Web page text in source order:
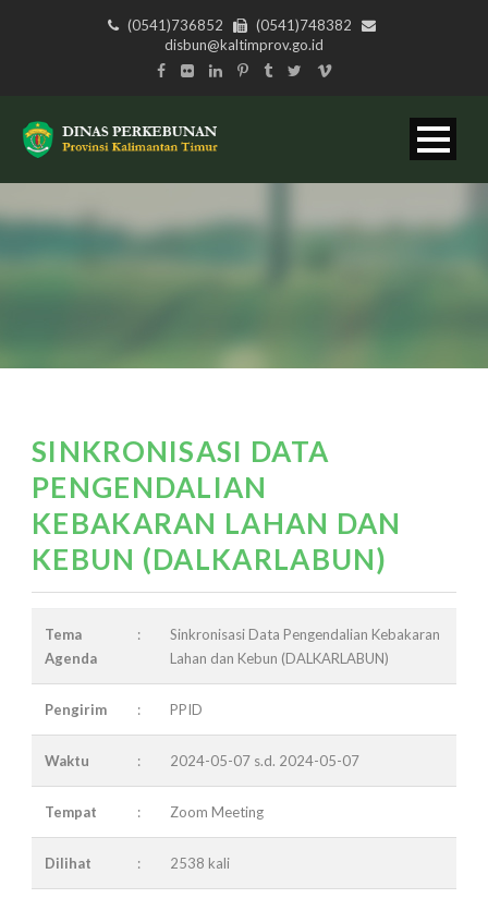
(0541)736852
(0541)748382
disbun@kaltimprov.go.id
SINKRONISASI DATA
PENGENDALIAN
KEBAKARAN LAHAN DAN
KEBUN (DALKARLABUN)
Tema
Agenda
:
Sinkronisasi Data Pengendalian Kebakaran
Lahan dan Kebun (DALKARLABUN)
Pengirim : PPID
Waktu : 2024-05-07 s.d. 2024-05-07
Tempat : Zoom Meeting
Dilihat : 2538 kali